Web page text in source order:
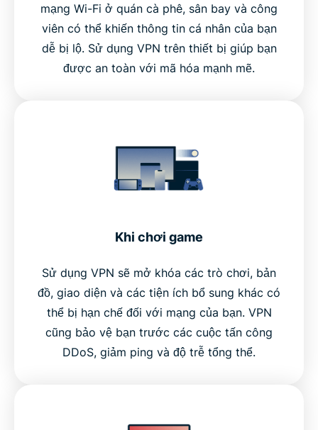
mạng Wi-Fi ở quán cà phê, sân bay và công
viên có thể khiến thông tin cá nhân của bạn
dễ bị lộ. Sử dụng VPN trên thiết bị giúp bạn
được an toàn với mã hóa mạnh mẽ.
Khi chơi game
Sử dụng VPN sẽ mở khóa các trò chơi, bản
đồ, giao diện và các tiện ích bổ sung khác có
thể bị hạn chế đối với mạng của bạn. VPN
cũng bảo vệ bạn trước các cuộc tấn công
DDoS, giảm ping và độ trễ tổng thể.